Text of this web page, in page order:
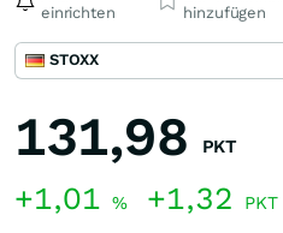
einrichten
hinzufügen
STOXX
131,98 PKT
+1,01 % +1,32 PKT